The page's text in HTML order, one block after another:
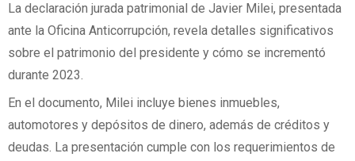
La declaración jurada patrimonial de Javier Milei, presentada
ante la Oficina Anticorrupción, revela detalles significativos
sobre el patrimonio del presidente y cómo se incrementó
durante 2023.
En el documento, Milei incluye bienes inmuebles,
automotores y depósitos de dinero, además de créditos y
deudas. La presentación cumple con los requerimientos de